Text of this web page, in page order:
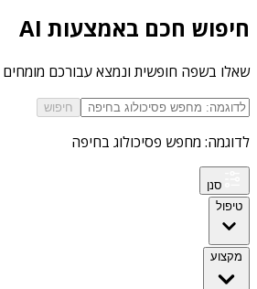
חיפוש חכם באמצעות AI
שאלו בשפה חופשית ונמצא עבורכם מומחים
חיפוש
לדוגמה: מחפש פסיכולוג בחיפה
סנן
טיפול
מקצוע